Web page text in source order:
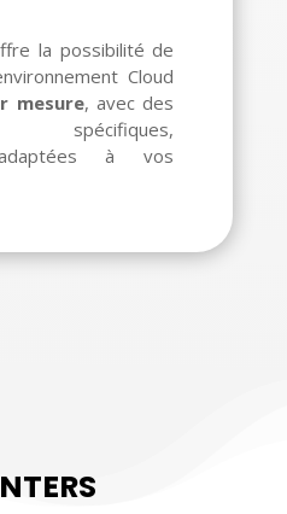
la possibilité de
Cloud
mesure, avec des
spécifiques,
à vos